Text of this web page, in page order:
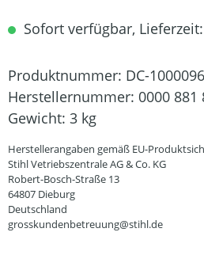
Sofort verfügbar,
Produktnummer: DC-
Herstellernummer: 0000 881
Gewicht: 3 kg
Herstellerangaben gemäß EU-
Stihl Vetriebszentrale AG & Co. KG
Robert-Bosch-Straße 13
64807 Dieburg
Deutschland
grosskundenbetreuung@stihl.de